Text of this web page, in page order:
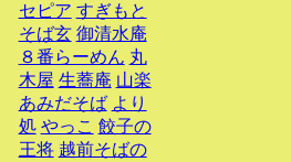
セピア すぎもと
そば玄 御清水庵
８番らーめん 丸
木屋 生蕎庵 山楽
あみだそば より
処 やっこ 餃子の
王将 越前そばの